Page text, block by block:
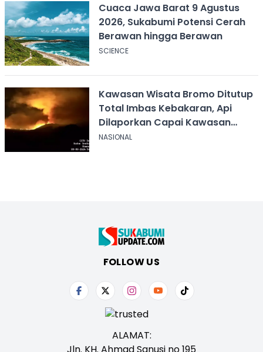
Cuaca Jawa Barat 9 Agustus
2026, Sukabumi Potensi Cerah
Berawan hingga Berawan
SCIENCE
Kawasan Wisata Bromo Ditutup
Total Imbas Kebakaran, Api
Dilaporkan Capai Kawasan
Sabana
NASIONAL
FOLLOW US
ALAMAT:
Jln. KH. Ahmad Sanusi no 195